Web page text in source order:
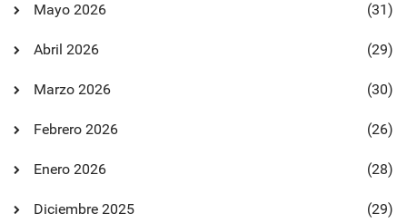
Mayo 2026 (31)
Abril 2026 (29)
Marzo 2026 (30)
Febrero 2026 (26)
Enero 2026 (28)
Diciembre 2025 (29)